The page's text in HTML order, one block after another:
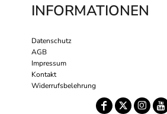
INFORMATIONEN
Datenschutz
AGB
Impressum
Kontakt
Widerrufsbelehrung